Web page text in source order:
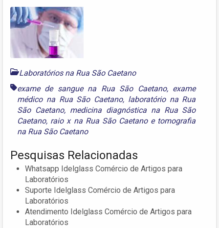
Laboratórios na Rua São Caetano
exame de sangue na Rua São Caetano, exame
médico na Rua São Caetano, laboratório na Rua
São Caetano, medicina diagnóstica na Rua São
Caetano, raio x na Rua São Caetanoe tomografia
na Rua São Caetano
Pesquisas Relacionadas
Whatsapp Idelglass Comércio de Artigos para
Laboratórios
Suporte Idelglass Comércio de Artigos para
Laboratórios
Atendimento Idelglass Comércio de Artigos para
Laboratórios